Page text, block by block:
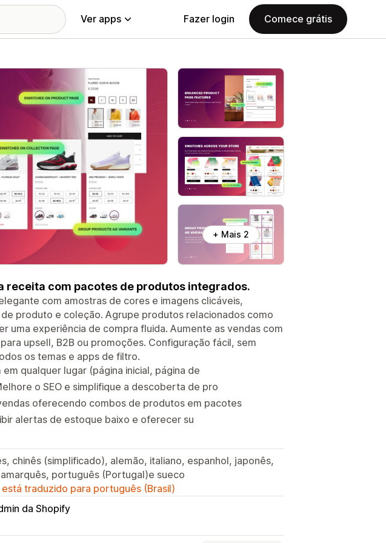
Ver apps Fazer login Comece grátis
+ Mais 2
receita com pacotes de produtos integrados.
com amostras de cores e imagens clicáveis,
produto e coleção. Agrupe produtos relacionados como
uma experiência de compra fluida. Aumente as vendas com
upsell, B2B ou promoções. Configuração fácil, sem
os temas e apps de filtro.
qualquer lugar (página inicial, página de
o SEO e simplifique a descoberta de pro
oferecendo combos de produtos em pacotes
alertas de estoque baixo e oferecer su
chinês (simplificado), alemão, italiano, espanhol, japonês,
português (Portugal)e sueco
está traduzido para português (Brasil)
da Shopify